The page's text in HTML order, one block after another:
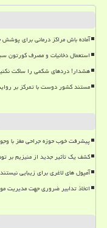
آماده باش مراکز درمانی برای
استعمال دخانیات و مصرف کورتون
هشدار! دردهای شکمی را ساکت
مستند کشور دوست با تمرکز بر
پیشرفت خوب حوزه جراحی مغز با
کشف یک تأثیر جدید از منیزیم بر
آمپول های لاغری برای زیبایی نیستند
اتخاذ تدابیر ضروری جهت مدیریت